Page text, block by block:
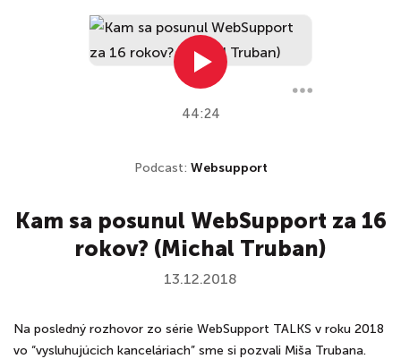
44:24
Podcast: Websupport
Kam sa posunul WebSupport za 16
rokov? (Michal Truban)
13.12.2018
Na posledný rozhovor zo série WebSupport TALKS v roku 2018
vo “vysluhujúcich kanceláriach” sme si pozvali Miša Trubana.